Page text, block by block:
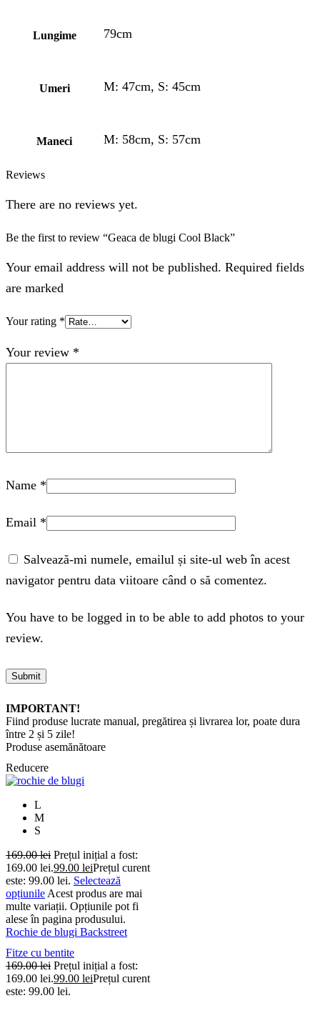
Lungime 79cm
Umeri M: 47cm, S: 45cm
Maneci M: 58cm, S: 57cm
Reviews
There are no reviews yet.
Be the first to review “Geaca de blugi Cool Black”
Your email address will not be published. Required fields
are marked
Your rating *
Your review *
Name *
Email *
Salvează-mi numele, emailul și site-ul web în acest
navigator pentru data viitoare când o să comentez.
You have to be logged in to be able to add photos to your
review.
IMPORTANT!
Fiind produse lucrate manual, pregătirea și livrarea lor, poate dura
între 2 și 5 zile!
Produse asemănătoare
Reducere
L
M
S
169.00lei Prețul inițial a fost:
169.00 lei.99.00 leiPrețul curent
este: 99.00 lei. Selectează
opțiunile Acest produs are mai
multe variații. Opțiunile pot fi
alese în pagina produsului.
Rochie de blugi Backstreet
Fitze cu bentite
169.00lei Prețul inițial a fost:
169.00 lei.99.00 leiPrețul curent
este: 99.00 lei.